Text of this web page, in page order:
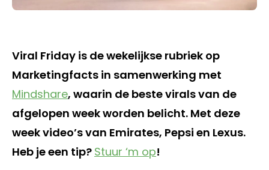
Viral Friday is de wekelijkse rubriek op
Marketingfacts in samenwerking met
Mindshare, waarin de beste virals van de
afgelopen week worden belicht. Met deze
week video’s van Emirates, Pepsi en Lexus.
Heb je een tip? Stuur ‘m op!